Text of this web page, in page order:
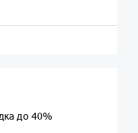
до 40%